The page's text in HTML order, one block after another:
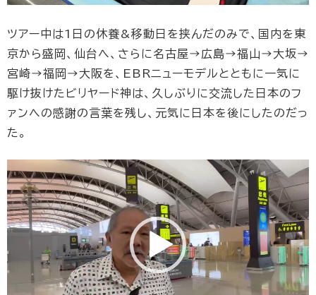
ツアー中は1日の休養&移動日を挟んだのみで、国内を東
京から盛岡、仙台へ、さらに名古屋→広島→福山→大坂→
宮崎→福岡→大阪を、EBRニューモデルとともに一気に
駆け抜けたビリヤード神は、久しぶりに交流した日本のフ
ァンへの感謝の言葉を残し、元気に日本を後にしたのだっ
た。
画
プ
レ
ー
ヤ
ー